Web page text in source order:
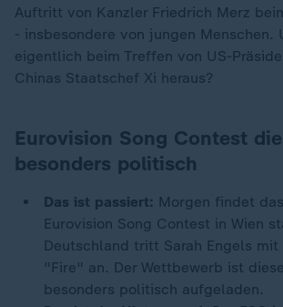
Auftritt von Kanzler Friedrich Merz
- insbesondere von jungen Menschen.
eigentlich beim Treffen von US-
Chinas Staatschef Xi heraus?
Eurovision Song Contest
besonders politisch
Das ist passiert: Morgen findet
Eurovision Song Contest in Wien
Deutschland tritt Sarah Engels mit
"Fire" an. Der Wettbewerb ist
besonders politisch aufgeladen.